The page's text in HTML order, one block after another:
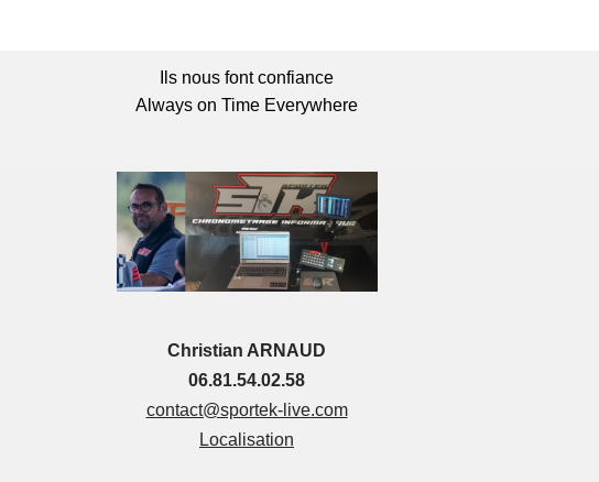
Ils nous font confiance
Always on Time Everywhere
Christian ARNAUD
06.81.54.02.58
contact@sportek-live.com
Localisation